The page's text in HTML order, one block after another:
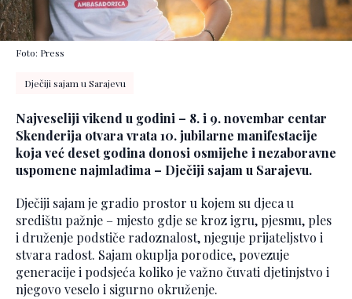
Foto: Press
Dječiji sajam u Sarajevu
Najveseliji vikend u godini – 8. i 9. novembar centar
Skenderija otvara vrata 10. jubilarne manifestacije
koja već deset godina donosi osmijehe i nezaboravne
uspomene najmlađima – Dječiji sajam u Sarajevu.
Dječiji sajam je gradio prostor u kojem su djeca u
središtu pažnje – mjesto gdje se kroz igru, pjesmu, ples
i druženje podstiče radoznalost, njeguje prijateljstvo i
stvara radost. Sajam okuplja porodice, povezuje
generacije i podsjeća koliko je važno čuvati djetinjstvo i
njegovo veselo i sigurno okruženje.